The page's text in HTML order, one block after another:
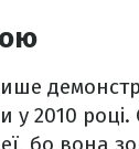
у 2010